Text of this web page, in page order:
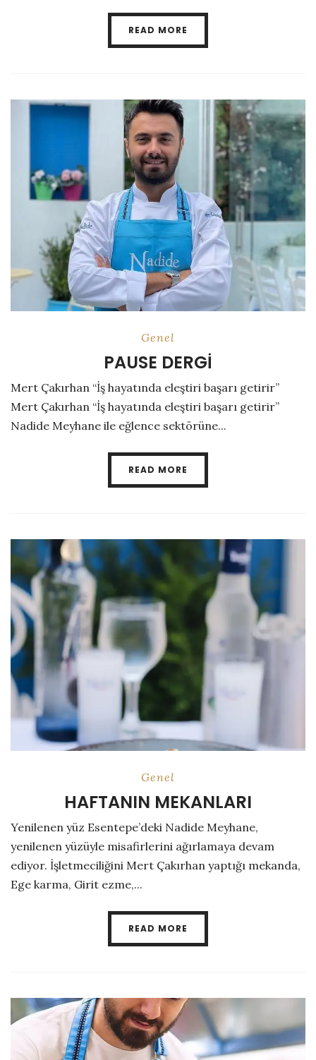
READ MORE
Genel
PAUSE DERGİ
Mert Çakırhan “İş hayatında eleştiri başarı getirir”
Mert Çakırhan “İş hayatında eleştiri başarı getirir”
Nadide Meyhane ile eğlence sektörüne...
READ MORE
Genel
HAFTANIN MEKANLARI
Yenilenen yüz Esentepe’deki Nadide Meyhane,
yenilenen yüzüyle misafirlerini ağırlamaya devam
ediyor. İşletmeciliğini Mert Çakırhan yaptığı mekanda,
Ege karma, Girit ezme,...
READ MORE